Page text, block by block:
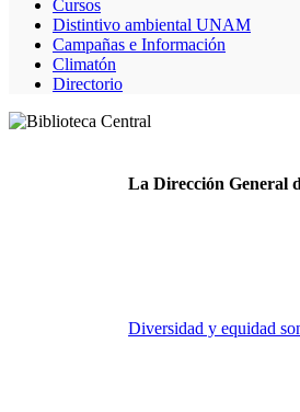
Cursos
Distintivo ambiental UNAM
Campañas e Información
Climatón
Directorio
La Dirección General
Diversidad y equidad